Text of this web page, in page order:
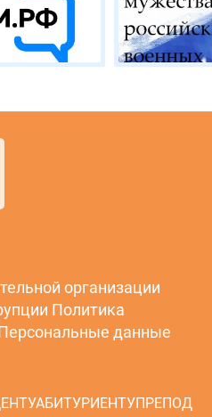
организации
Политика
данные
АБИТУРИЕНТУПРЕПОД